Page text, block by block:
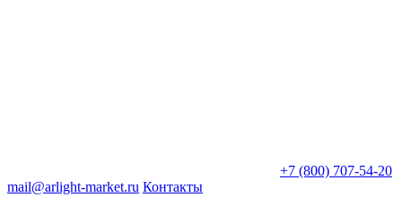
+7 (800) 707-54-20
mail@arlight-market.ru Контакты